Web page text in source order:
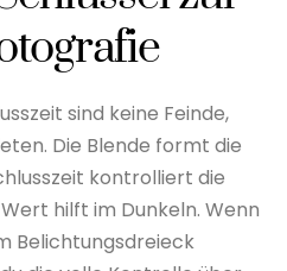
sind keine Feinde,
Die Blende formt die
kontrolliert die
hilft im Dunkeln. Wenn
Belichtungsdreieck